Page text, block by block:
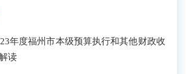
年度福州市本级预算执行和其他财政收
读